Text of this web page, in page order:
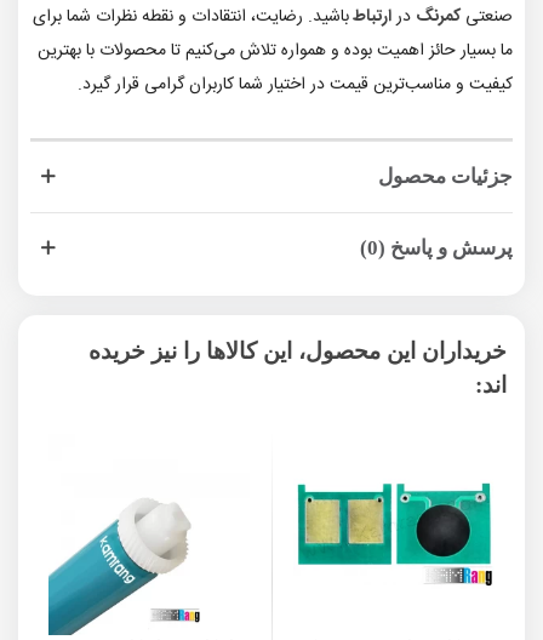
صنعتیکمرنگ درارتباطباشید. رضایت، انتقادات و نقطه نظرات شما برای
ما بسیار حائز اهمیت بوده و همواره تلاش می‌کنیم تا محصولات با بهترین
کیفیت و مناسب‌ترین قیمت در اختیار شما کاربران گرامی قرار گیرد.
جزئیات محصول
پرسش و پاسخ (0)
خریداران این محصول، این کالاها را نیز خریده
اند: